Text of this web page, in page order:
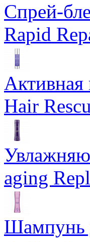
Спрей-
Rapid
Активная
Hair
aging
Шампунь